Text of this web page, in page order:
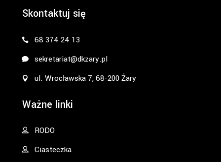
Skontaktuj się
68 374 24 13
sekretariat@dkzary.pl
ul. Wrocławska 7, 68-200 Żary
Ważne linki
RODO
Ciasteczka